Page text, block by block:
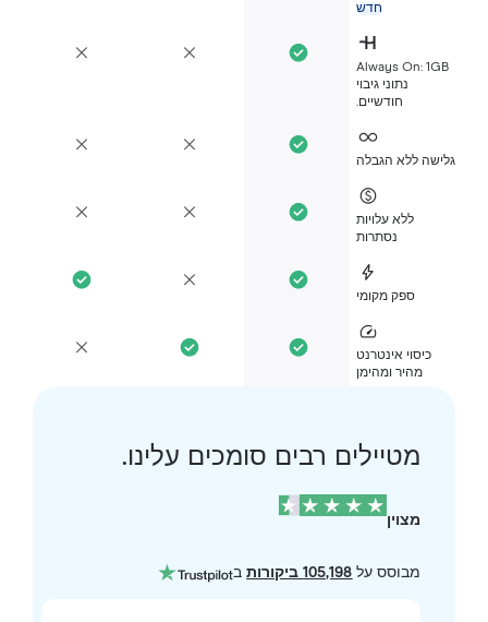
Always On:
נתוני גיבוי
חודשיים.
ללא הגבלה
ללא עלויות
ספק מקומי
כיסוי אינטרנט
מהיר ומהימן
מטיילים רבים סומכים עלינו.
מבוסס על105,198 ביקורות ב